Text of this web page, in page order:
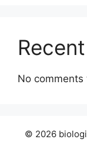
No comments
© 2026